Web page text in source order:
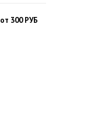
от 300 РУБ